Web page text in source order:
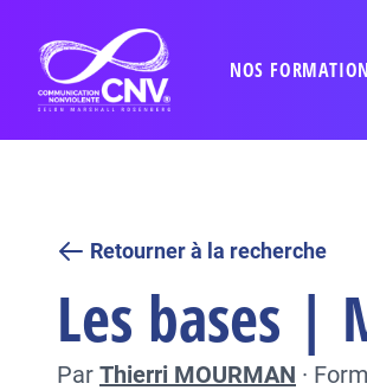
NOS
Retourner à la recherche
Les bases |
Par Thierri MOURMAN ·